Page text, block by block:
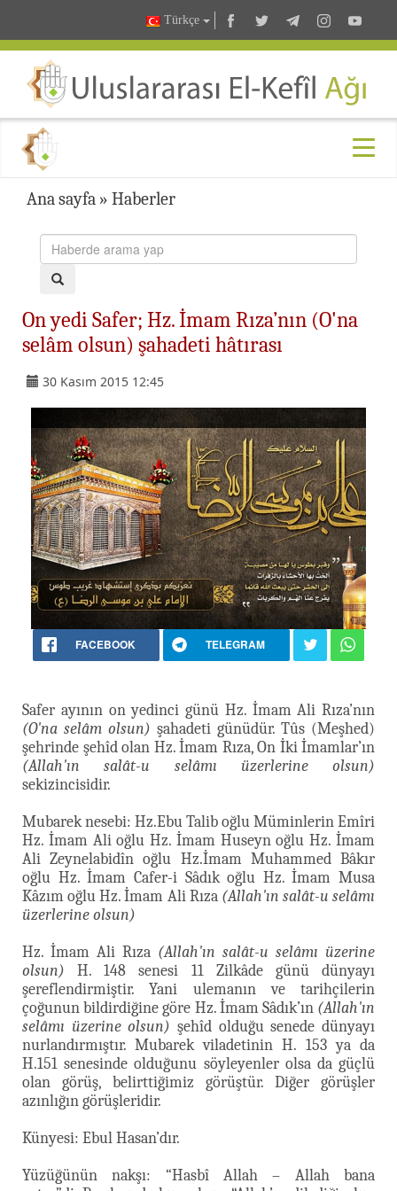
Türkçe
Ana sayfa » Haberler
On yedi Safer; Hz. İmam Rıza’nın (O'na
selâm olsun) şahadeti hâtırası
30 Kasım 2015 12:45
FACEBOOK TELEGRAM
Safer ayının on yedinci günü Hz. İmam Ali Rıza’nın
(O'na selâm olsun) şahadeti günüdür. Tûs (Meşhed)
şehrinde şehîd olan Hz. İmam Rıza, On İki İmamlar’ın
(Allah'ın salât-u selâmı üzerlerine olsun)
sekizincisidir.
Mubarek nesebi: Hz.Ebu Talib oğlu Müminlerin Emîri
Hz. İmam Ali oğlu Hz. İmam Huseyn oğlu Hz. İmam
Ali Zeynelabidîn oğlu Hz.İmam Muhammed Bâkır
oğlu Hz. İmam Cafer-i Sâdık oğlu Hz. İmam Musa
Kâzım oğlu Hz. İmam Ali Rıza (Allah'ın salât-u selâmı
üzerlerine olsun)
Hz. İmam Ali Rıza (Allah'ın salât-u selâmı üzerine
olsun) H. 148 senesi 11 Zilkâde günü dünyayı
şereflendirmiştir. Yani ulemanın ve tarihçilerin
çoğunun bildirdiğine göre Hz. İmam Sâdık’ın (Allah'ın
selâmı üzerine olsun) şehîd olduğu senede dünyayı
nurlandırmıştır. Mubarek viladetinin H. 153 ya da
H.151 senesinde olduğunu söyleyenler olsa da güçlü
olan görüş, belirttiğimiz görüştür. Diğer görüşler
azınlığın görüşleridir.
Künyesi: Ebul Hasan’dır.
Yüzüğünün nakşı: “Hasbî Allah – Allah bana